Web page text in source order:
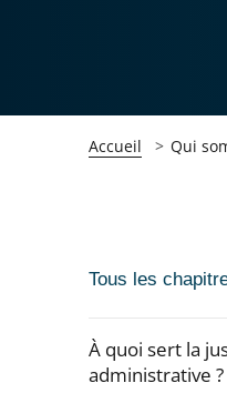
Accueil Qui
Passer
navigation
de
Tous les
À quoi sert la
administrative ?